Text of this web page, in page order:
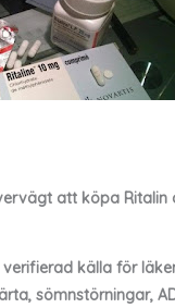
att köpa Ritalin
verifierad källa för
sömnstörningar,